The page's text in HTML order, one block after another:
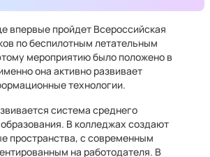
впервые пройдет Всероссийская
по беспилотным летательным
мероприятию было положено в
она активно развивает
технологии.
система среднего
В колледжах создают
пространства, с современным
на работодателя. В